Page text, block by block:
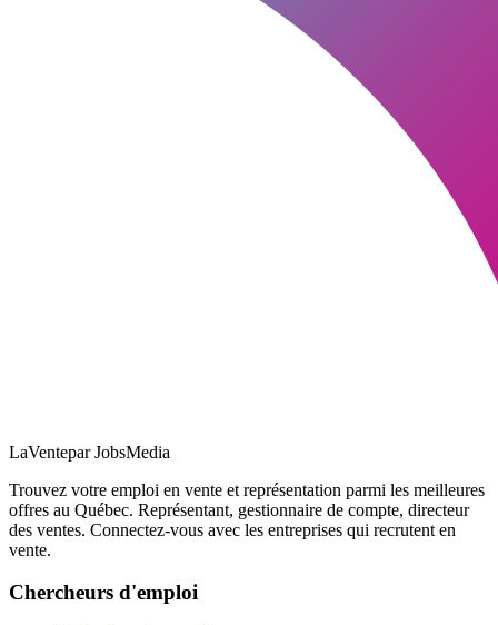
LaVentepar JobsMedia
Trouvez votre emploi en vente et représentation parmi les meilleures
offres au Québec. Représentant, gestionnaire de compte, directeur
des ventes. Connectez-vous avec les entreprises qui recrutent en
vente.
Chercheurs d'emploi